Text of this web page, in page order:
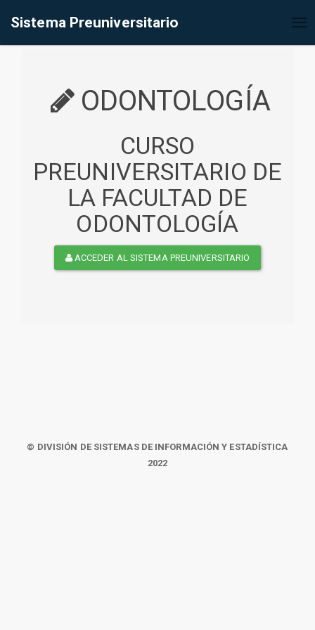
Sistema Preuniversitario
ODONTOLOGÍA
CURSO
PREUNIVERSITARIO DE
LA FACULTAD DE
ODONTOLOGÍA
ACCEDER AL SISTEMA PREUNIVERSITARIO
© DIVISIÓN DE SISTEMAS DE INFORMACIÓN Y ESTADÍSTICA
2022